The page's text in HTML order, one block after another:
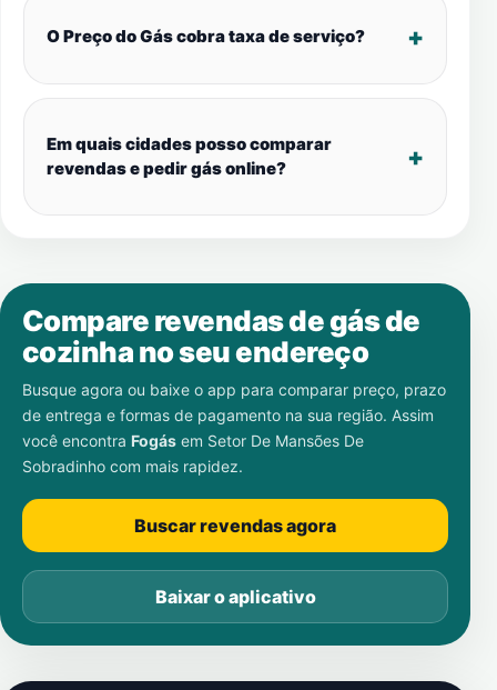
O Preço do Gás cobra taxa de serviço?
Em quais cidades posso comparar
revendas e pedir gás online?
Compare revendas de gás de
cozinha no seu endereço
Busque agora ou baixe o app para comparar preço, prazo
de entrega e formas de pagamento na sua região. Assim
você encontra Fogás em Setor De Mansões De
Sobradinho com mais rapidez.
Buscar revendas agora
Baixar o aplicativo